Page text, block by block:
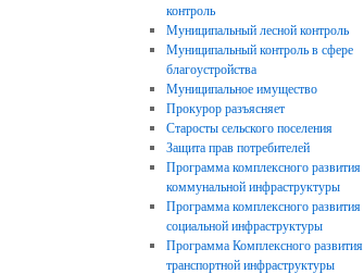
контроль
Муниципальный лесной контроль
Муниципальный контроль в сфере
благоустройства
Муниципальное имущество
Прокурор разъясняет
Старосты сельского поселения
Защита прав потребителей
Программа комплексного развития
коммунальной инфраструктуры
Программа комплексного развития
социальной инфраструктуры
Программа Комплексного развития
транспортной инфраструктуры